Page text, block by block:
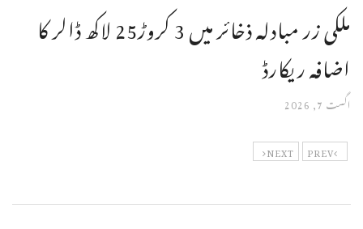
ملکی زر مبادلہ ذخائر میں 3 کروڑ25 لاکھ ڈالر کا
اضافہ ریکارڈ
اگست 7, 2026
PREV
NEXT